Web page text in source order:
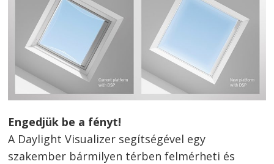
Engedjük be a fényt!
A Daylight Visualizer segítségével egy
szakember bármilyen térben felmérheti és
Bejegyzés
navigáció